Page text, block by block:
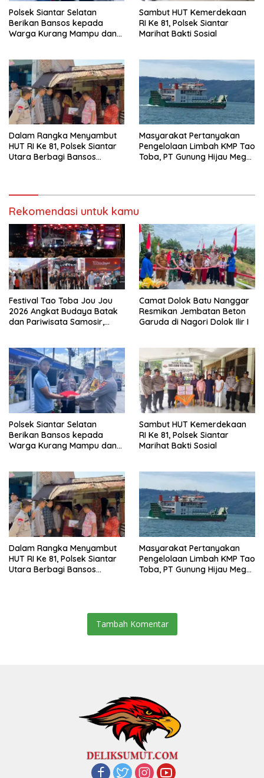
Polsek Siantar Selatan
Berikan Bansos kepada
Warga Kurang Mampu dan
Sambut HUT Kemerdekaan
RI Ke 81, Polsek Siantar
Marihat Bakti Sosial
Dalam Rangka Menyambut
HUT RI Ke 81, Polsek Siantar
Utara Berbagi Bansos
Masyarakat Pertanyakan
Pengelolaan Limbah KMP Tao
Toba, PT Gunung Hijau Mega
Rekomendasi untuk kamu
Festival Tao Toba Jou Jou
2026 Angkat Budaya Batak
dan Pariwisata Samosir,
Camat Dolok Batu Nanggar
Resmikan Jembatan Beton
Garuda di Nagori Dolok Ilir I
Polsek Siantar Selatan
Berikan Bansos kepada
Warga Kurang Mampu dan
Sambut HUT Kemerdekaan
RI Ke 81, Polsek Siantar
Marihat Bakti Sosial
Dalam Rangka Menyambut
HUT RI Ke 81, Polsek Siantar
Utara Berbagi Bansos
Masyarakat Pertanyakan
Pengelolaan Limbah KMP Tao
Toba, PT Gunung Hijau Mega
Tambah Komentar